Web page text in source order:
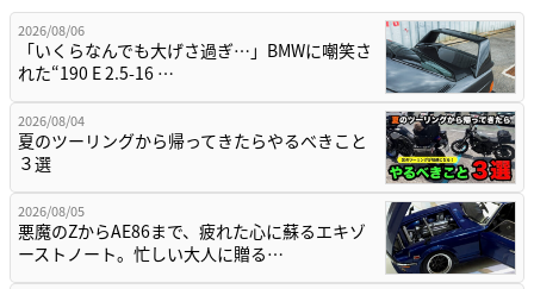
2026/08/06
「いくらなんでも大げさ過ぎ…」BMWに嘲笑さ
れた“190 E 2.5-16 …
2026/08/04
夏のツーリングから帰ってきたらやるべきこと
３選
2026/08/05
悪魔のZからAE86まで、疲れた心に蘇るエキゾ
ーストノート。忙しい大人に贈る…